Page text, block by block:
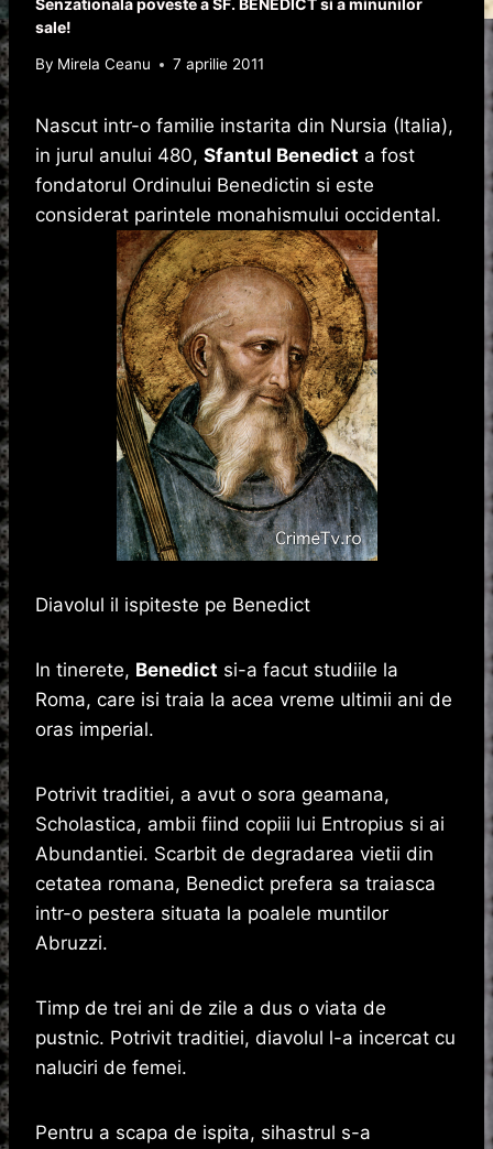
sale!
By Mirela Ceanu 7 aprilie 2011
Nascut intr-o familie instarita din Nursia (Italia),
in jurul anului 480, Sfantul Benedict a fost
fondatorul Ordinului Benedictin si este
considerat parintele monahismului occidental.
Diavolul il ispiteste pe Benedict
In tinerete, Benedict si-a facut studiile la
Roma, care isi traia la acea vreme ultimii ani de
oras imperial.
Potrivit traditiei, a avut o sora geamana,
Scholastica, ambii fiind copiii lui Entropius si ai
Abundantiei. Scarbit de degradarea vietii din
cetatea romana, Benedict prefera sa traiasca
intr-o pestera situata la poalele muntilor
Abruzzi.
Timp de trei ani de zile a dus o viata de
pustnic. Potrivit traditiei, diavolul l-a incercat cu
naluciri de femei.
Pentru a scapa de ispita, sihastrul s-a